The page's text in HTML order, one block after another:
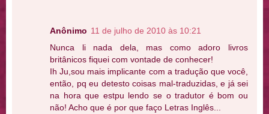
Anônimo 11 de julho de 2010 às 10:21
Nunca li nada dela, mas como adoro livros
britânicos fiquei com vontade de conhecer!
Ih Ju,sou mais implicante com a tradução que você,
então, pq eu detesto coisas mal-traduzidas, e já sei
na hora que estpu lendo se o tradutor é bom ou
não! Acho que é por que faço Letras Inglês...